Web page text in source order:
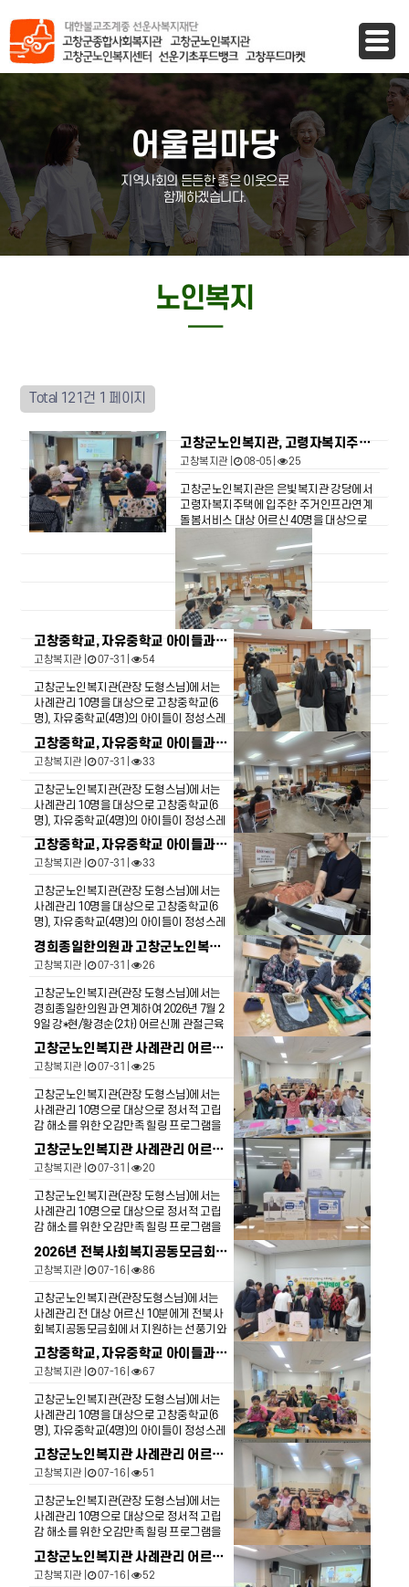
어울림마당
지역사회의 든든한 좋은 이웃으로
함께하겠습니다.
노인복지
─
Total 121건 1 페이지
고창군노인복지관, 고령자복지주택 ‘치매 예방 교육 및 샴푸 만들기 체험 ’
고창복지관| 08-05 | 25
고창군노인복지관은 은빛복지관 강당에서
고령자복지주택에 입주한 주거인프라연계
돌봄서비스 대상 어르신 40명을 대상으로
을 진행했습니다. 이번 프로그램은 고창군
치매안심센터와 연계한 치매예방교육을 통
해 인지건강 관리의 중요성을 알리고, 천연
한방샴푸 만들기 체험을 통해 건강한 생활
습관 형성과 정서적 안정, 사회적 교류를 지
원하기 위해 마련되었습니다. 앞으로도 고
창군노인복지관은 다양한 건강·정서지원
프로그램을 통해 어르신들의 건강하고 활
기찬 노후생활을 지원하겠습니다.
고창중학교, 자유중학교 아이들과 노인복지관 사례관리 어르신이 함께하는 행복담은 반찬 나눔 행사 진행(4회차)
고창복지관| 07-31 | 54
고창군노인복지관(관장 도형스님)에서는
사례관리 10명을 대상으로 고창중학교(6
명), 자유중학교(4명)의 아이들이 정성스레
만든 음식을 전달하였습니다.7월 24일(금)
4회차 반찬나눔 행사는 아이들이 방학을 맞
이해 다른날보다 조금 이른 12시에 각 가정
을 방문해 깼잎김치를 전달하였다 김*순 어
르신은 입맛이 없었는데 아이들이 정성스
레 깻잎김치를 담아줘서 저녁은 맛있게 먹
을수 있을것 같다고 너무 고맙다고 말씀하
셨고 아이들도 이번 반찬나눔 진행으로 반
찬을 받고 기뻐하시는 어르신들의 얼굴을
될 수 있다는 사실을 깨닫고 큰 보람을 느꼈
다는 의견이 많았습니다.
고창중학교, 자유중학교 아이들과 노인복지관 사례관리 어르신이 함께하는 행복담은 반찬 나눔 행사 진행(3회차)
고창복지관| 07-31 | 33
고창군노인복지관(관장 도형스님)에서는
사례관리 10명을 대상으로 고창중학교(6
명), 자유중학교(4명)의 아이들이 정성스레
만든 음식을 전달하였습니다. 7월 23일(목)
17시에 3회차 카레 반찬나눔 행사를 은빛
복지관 회의실에서 전달하였다 서*엽 어르
신은 카레를 먹고 싶어도 손이 많이 가서 만
들어 먹지 못하는데 아이들이 만들어줘서
잘 먹겠다고 하셨고 이런 연계 서비스를 복
지관에서 해주셔서 감사하다고 말씀하셨
다.
고창중학교, 자유중학교 아이들과 노인복지관 사례관리 어르신이 함께하는 행복담은 반찬 나눔 행사 진행(2회차)
고창복지관| 07-31 | 33
고창군노인복지관(관장 도형스님)에서는
사례관리 10명을 대상으로 고창중학교(6
명), 자유중학교(4명)의 아이들이 정성스레
만든 음식을 전달하였습니다. 7월22일(수)
2회차 반찬나눔 행사는 은빛복지관 회의실
에서 오뎅볶음을 전달하였다 이*님 어르신
은 날씨도 더운데 아이들이 우리를 위해 맛
있는 반찬을 만들어줘서 감사히 먹겠다고
말씀하셨다.
경희종일한의원과 고창군노인복지관 사례관리 대상자와 함께하는 7월 무료 한약지원
고창복지관| 07-31 | 26
고창군노인복지관(관장 도형스님)에서는
경희종일한의원과 연계하여 2026년 7월 2
9일 강*현/황경순(2차) 어르신께 관절근육
통증완화, 혈액순환개선, 체력 면역력 보
강, 염증 억제를 바탕으로 하고 각 기저질환
을 참고하여 직접 진맥후 개인 맞춤 처방을
해주셨습니다. 강*현, 황*순 어르신은 경제
적으로 넉넉치 않아 아파도 약을 지어먹는
게 엄두가 나지 않았는데 복지관에서 이렇
게 한약을 지어주셔서 너무 감사하다고 좋
아하셨습니다. 이렇게 어르신들을 위해 무
료료 한약을 지어주신 경희종일 한의원 원
고창군노인복지관 사례관리 어르신의 정서적 고립감 해소를 위한 오감만족 힐링 프로그램 4회차 수업 진행
고창복지관| 07-31 | 25
고창군노인복지관(관장 도형스님)에서는
사례관리 10명으로 대상으로 정서적 고립
감 해소를 위한 오감만족 힐링 프로그램을
4회로 준비하여 4회차 수업을 진행하였습
니다. 4회차 수업은 뇌를 편안하게하는 한
방방향제 만들기라는 주제로 일상나누기/
명상/ 손유희/한방방향제 만들기/한방방향
제를 이용해 어르신 체취 감소라는 주제로
마음을 치유하는 시간을 갖고 방향제 2개씩
선물로 가져가셨습니다. 배*자 어르신은 한
방 향기가 너무 좋아서 집 화장실과 옷장에
넣어둘거라며 행복한 미소를 띠고 이런 좋
린다고 하셨습니다.
고창군노인복지관 사례관리 어르신의 정서적 고립감 해소를 위한 오감만족 힐링 프로그램 3회차 수업 진행
고창복지관| 07-31 | 20
고창군노인복지관(관장 도형스님)에서는
사례관리 10명으로 대상으로 정서적 고립
감 해소를 위한 오감만족 힐링 프로그램을
4회로 준비하여 3회차 수업을 진행하였습
니다. 3회차 수업은 내몸을 살리는 통증오
일 만들기라는 주제로 일상나누기/음악에
따라 들썩들썩(어르신체조)/통증아로마오
일만들기/통증오일로 내몸의 통증완화라
는 주제로 마음의 치유하는 시간을 가졌습
니다. 강*예 어르신은 다리가 너무 아팠는
데 오일을 만들어 아픈곳에 바를 생각을 하
니 너무 좋다고 말씀하셨고 다음 수업이 너
2026년 전북사회복지공동모금회지원 사례관리 전대상 어르신의 안전한 여름나기 위한 안심물품(선풍기+이불세트)…
고창복지관| 07-16 | 86
고창군노인복지관(관장도형스님)에서는
사례관리 전 대상 어르신 10분에게 전북사
회복지공동모금회에서 지원하는 선풍기와
이불세트를 전달하였습니다. 이*자 어르신
은 여름 이불이 오래되어 새로 사고 싶었는
데 너무 좋다며 고맙다고 하셨고 서*엽 어르
신은 선풍기 목이 고장나서 사려고해도 경
제적 여유가 없어 고쳐쓰고 있었는데 지원
해 주셔서 너무 감사하다고 말씀하셨습니
다. 이번 지원이 가정의 건강한 식생활과 일
상생활에 작은 도움이 되기를 바라며, 앞으
로도 대상가정의 안정적인 생활을 위해 지
고창중학교, 자유중학교 아이들과 노인복지관 사례관리 어르신이 함께하는 행복담은 반찬 나눔 행사 진행(1회차)
고창복지관| 07-16 | 67
고창군노인복지관(관장 도형스님)에서는
사례관리 10명을 대상으로 고창중학교(6
명), 자유중학교(4명)의 아이들이 정성스레
만든 음식을 전달하였습니다. 반찬나눔 행
사는 7월 한달간 4회차로 진행할 예정이며
첫번째 진행은 7월 15일 17시 은빛복지관
회의실에서 아이들이 만든 메추리알 장조
림을 전달하였다 허*애 어르신은 고사리같
은 손으로 만든 음식을 전달해 주어서 고맙
다며 잘 먹겠다고 하셨고 다음에 또 만나자
고 하시며 아이들을 만나는 자체가 매우 행
복하다고 말씀하셨다.
고창군노인복지관 사례관리 어르신의 정서적 고립감 해소를 위한 오감만족 힐링 프로그램2회차 수업 진행
고창복지관| 07-16 | 51
고창군노인복지관(관장 도형스님)에서는
사례관리 10명으로 대상으로 정서적 고립
감 해소를 위한 오감만족 힐링 프로그램을
4회로 준비하여 2회차 수업을 진행하였습
니다. 2회차 수업은 일상나누기/명상/뇌를
깨우는 놀이/원예활동/명상과 원예활동을
고창군노인복지관 사례관리 어르신의 정서적 고립감 해소를 위한 오감만족힐링 프로그램 1회차 진행
고창복지관| 07-16 | 52